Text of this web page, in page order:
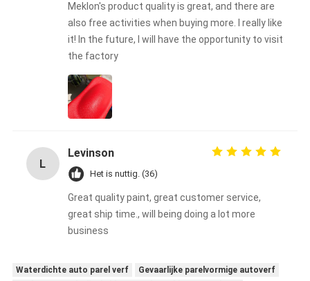
Meklon's product quality is great, and there are
also free activities when buying more. I really like
it! In the future, I will have the opportunity to visit
the factory
L
Levinson
Het is nuttig. (36)
Great quality paint, great customer service,
great ship time., will being doing a lot more
business
Waterdichte auto parel verf
Gevaarlijke parelvormige autoverf